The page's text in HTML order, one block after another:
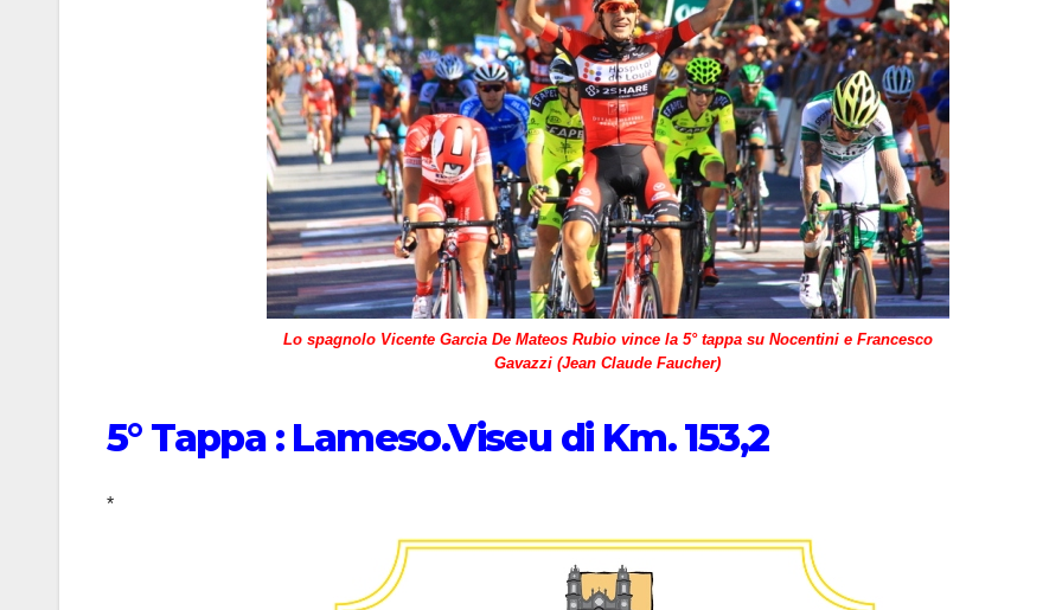
Lo spagnolo Vicente Garcia De Mateos Rubio vince la 5° tappa su Nocentini e Francesco
Gavazzi (Jean Claude Faucher)
5° Tappa : Lameso.Viseu di Km. 153,2
*